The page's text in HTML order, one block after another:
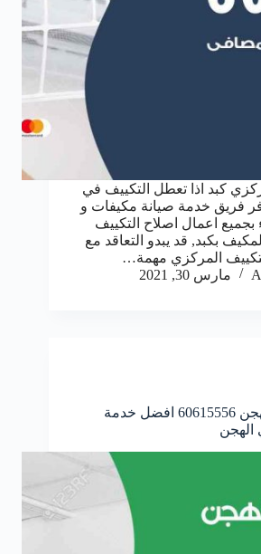
كبد اذا تعطل التكييف في
فريق خدمة صيانة مكيفات و
اعمال اصلاح التكييف
بكبد, قد يبدو التعاقد مع
المركزي مهمة…
مارس 30, 2021
فني صيانة تكييف الهجن 60615556 افضل خدمة
الهجن